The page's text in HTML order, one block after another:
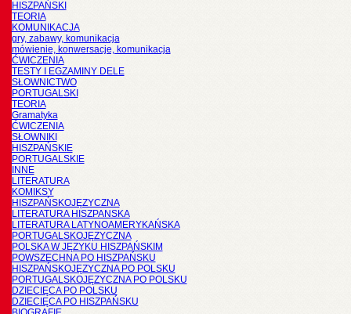
HISZPAŃSKI
TEORIA
KOMUNIKACJA
gry, zabawy, komunikacja
mówienie, konwersacje, komunikacja
ĆWICZENIA
TESTY I EGZAMINY DELE
SŁOWNICTWO
PORTUGALSKI
TEORIA
Gramatyka
ĆWICZENIA
SŁOWNIKI
HISZPAŃSKIE
PORTUGALSKIE
INNE
LITERATURA
KOMIKSY
HISZPAŃSKOJĘZYCZNA
LITERATURA HISZPANSKA
LITERATURA LATYNOAMERYKAŃSKA
PORTUGALSKOJĘZYCZNA
POLSKA W JĘZYKU HISZPAŃSKIM
POWSZECHNA PO HISZPAŃSKU
HISZPAŃSKOJĘZYCZNA PO POLSKU
PORTUGALSKOJĘZYCZNA PO POLSKU
DZIECIĘCA PO POLSKU
DZIECIĘCA PO HISZPAŃSKU